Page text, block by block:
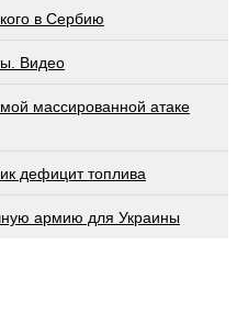
в Сербию
Видео
массированной атаке
дефицит топлива
армию для Украины